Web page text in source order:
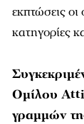
εκπτώσεις
κατηγορίες
Ομίλου
γραμμών